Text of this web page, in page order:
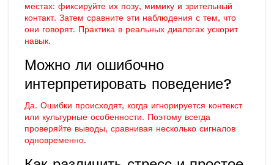
местах: фиксируйте их позу, мимику и зрительный
контакт. Затем сравните эти наблюдения с тем, что
они говорят. Практика в реальных диалогах ускорит
навык.
Можно ли ошибочно
интерпретировать поведение?
Да. Ошибки происходят, когда игнорируется контекст
или культурные особенности. Поэтому всегда
проверяйте выводы, сравнивая несколько сигналов
одновременно.